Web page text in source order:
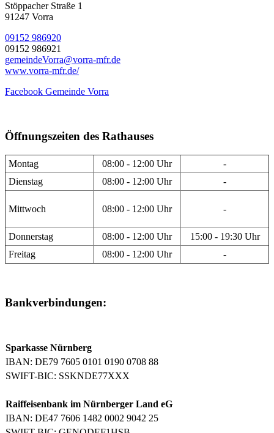
Stöppacher Straße 1
91247 Vorra
09152 986920
09152 986921
gemeindeVorra@vorra-mfr.de
www.vorra-mfr.de/
Facebook Gemeinde Vorra
Öffnungszeiten des Rathauses
Montag 08:00 - 12:00 Uhr
-
Dienstag
08:00 - 12:00 Uhr -
Mittwoch 08:00 - 12:00 Uhr -
Donnerstag 08:00 - 12:00 Uhr
15:00 - 19:30 Uhr
Freitag
08:00 - 12:00 Uhr -
Bankverbindungen:
Sparkasse Nürnberg
IBAN: DE79 7605 0101 0190 0708 88
SWIFT-BIC: SSKNDE77XXX
Raiffeisenbank im Nürnberger Land eG
IBAN: DE47 7606 1482 0002 9042 25